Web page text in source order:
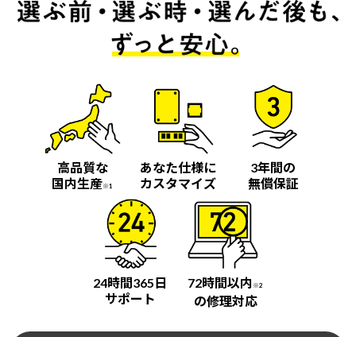
高品質な
国内生産※1
あなた仕様に
カスタマイズ
3年間の
無償保証
24時間365日
サポート
72時間以内 ※2
の修理対応